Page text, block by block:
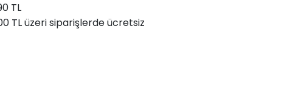
TL
TL üzeri siparişlerde ücretsiz